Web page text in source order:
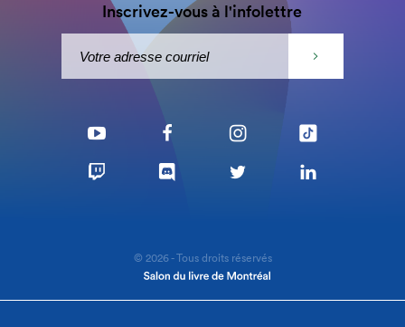
Inscrivez-vous à l'infolettre
© 2026 - Tous droits réservés